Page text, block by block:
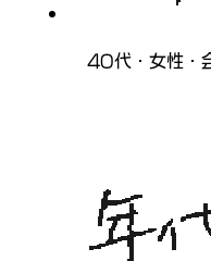
40代・女性・